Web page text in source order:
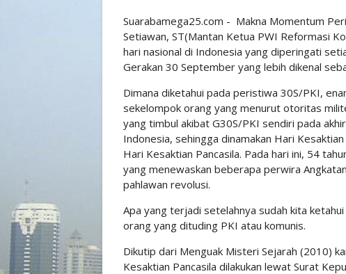
Suarabamega25.com - Makna Momentum
Setiawan, ST(Mantan Ketua PWI Reformasi
hari nasional di Indonesia yang diperingati
Gerakan 30 September yang lebih dikenal
Dimana diketahui pada peristiwa 30S/PKI,
sekelompok orang yang menurut otoritas
yang timbul akibat G30S/PKI sendiri pada
Indonesia, sehingga dinamakan Hari
Hari Kesaktian Pancasila. Pada hari ini, 54
yang menewaskan beberapa perwira
pahlawan revolusi.
Apa yang terjadi setelahnya sudah kita
orang yang dituding PKI atau komunis.
Dikutip dari Menguak Misteri Sejarah (2010)
Kesaktian Pancasila dilakukan lewat Surat